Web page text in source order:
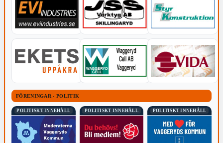
FÖRENINGAR - POLITIK
POLITISKT INNEHÅLL POLITISKT INNEHÅLL POLITISKT INNEHÅLL